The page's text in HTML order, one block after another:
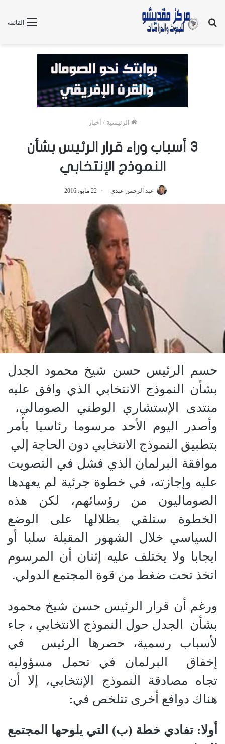
القائمة
بحث
الرئيسية / أخبار
3 أسباب وراء قرار الرئيس بشأن
النموذج الإنتخابي
عبد الرحمن عبدي 22 مايو، 2016
حسم الرئيس حسن شيخ محمود الجدل
بشأن النموذج الانتخابي الذي وافق عليه
منتدى الإستشاري الوطني الصومالي،
وأصدر اليوم الأحد مرسوما رئاسيا يأمر
بتطبيق النموذج الانتخابي دون الحاجة إلي
موافقة البرلمان الذي فشل في التصويت
عليه وإجازته، في خطوة جرئية لم يعهدها
الصوماليون من رؤسائهم، لكن هذه
الخطوة ستلقي بظلالها على الوضع
السياسي خلال الشهور المقبلة سلبا أو
ايجابا ولا يختلف عليه إثنان أن المرسوم
اتخذ تحت ضغط من قوة المجتمع الدولي.
ورغم أن قرار الرئيس حسن شيخ محمود
بشأن
الجدل حول النموذج الانتخابي ، جاء
لأسباب رسمية، حصرها الرئيس
في
إخفاق
البرلمان في تحمل مسؤوليه
تجاه مصادقة النموذج الإنتخابي، إلا أن
هناك دوافع أخرى تتلخص في:
أولا: تفادي خطة (ب) التي يلوحها المجتمع